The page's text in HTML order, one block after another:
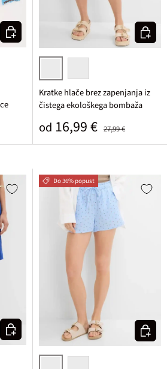
Izberi varianto
oranžna/bela črtasta
zelena/bela črtasta
Kratke hlače brez zapenjanja iz
čistega ekološkega bombaža
Prodajna cena
od 16,99 € 27,99 €
Izberi
Izberi varianto
Do 36% popust
Izberi